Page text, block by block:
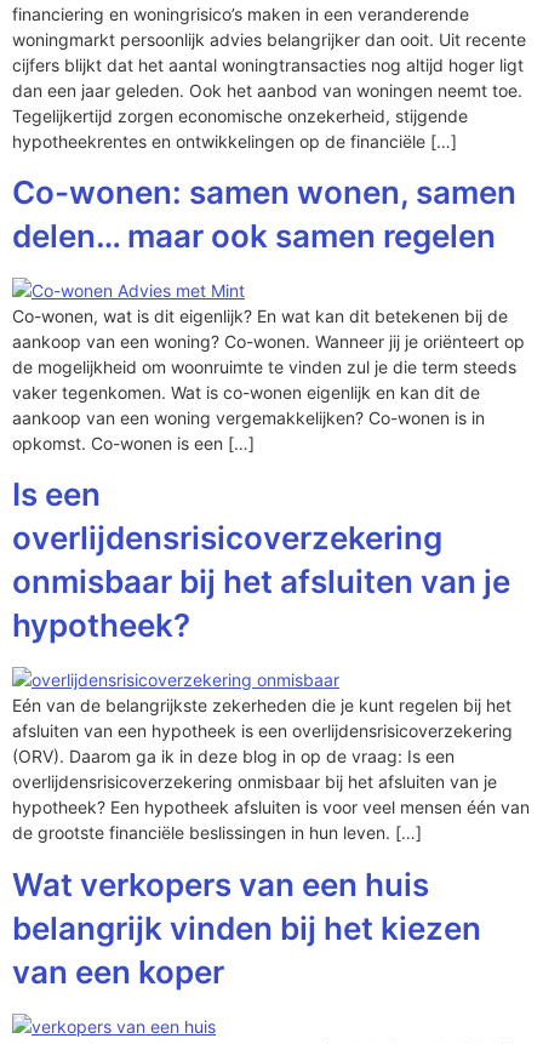
financiering en woningrisico’s maken in een veranderende
woningmarkt persoonlijk advies belangrijker dan ooit. Uit recente
cijfers blijkt dat het aantal woningtransacties nog altijd hoger ligt
dan een jaar geleden. Ook het aanbod van woningen neemt toe.
Tegelijkertijd zorgen economische onzekerheid, stijgende
hypotheekrentes en ontwikkelingen op de financiële […]
Co-wonen: samen wonen, samen
delen… maar ook samen regelen
Co-wonen, wat is dit eigenlijk? En wat kan dit betekenen bij de
aankoop van een woning? Co-wonen. Wanneer jij je oriënteert op
de mogelijkheid om woonruimte te vinden zul je die term steeds
vaker tegenkomen. Wat is co-wonen eigenlijk en kan dit de
aankoop van een woning vergemakkelijken? Co-wonen is in
opkomst. Co-wonen is een […]
Is een
overlijdensrisicoverzekering
onmisbaar bij het afsluiten van je
hypotheek?
Eén van de belangrijkste zekerheden die je kunt regelen bij het
afsluiten van een hypotheek is een overlijdensrisicoverzekering
(ORV). Daarom ga ik in deze blog in op de vraag: Is een
overlijdensrisicoverzekering onmisbaar bij het afsluiten van je
hypotheek? Een hypotheek afsluiten is voor veel mensen één van
de grootste financiële beslissingen in hun leven. […]
Wat verkopers van een huis
belangrijk vinden bij het kiezen
van een koper